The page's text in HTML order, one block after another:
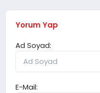
Yorum Yap
Ad Soyad:
E-Mail: